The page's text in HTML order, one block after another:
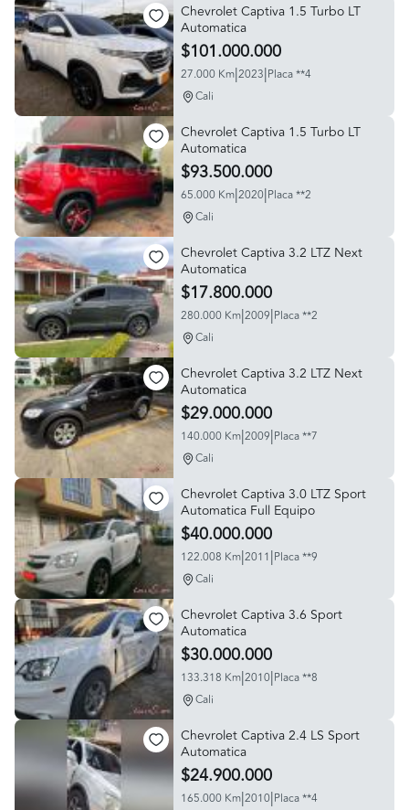
Chevrolet Captiva 1.5 Turbo LT
Automatica
$101.000.000
27.000 Km|2023|Placa **4
Cali
Chevrolet Captiva 1.5 Turbo LT
Automatica
$93.500.000
65.000 Km|2020|Placa **2
Cali
Chevrolet Captiva 3.2 LTZ Next
Automatica
$17.800.000
280.000 Km|2009|Placa **2
Cali
Chevrolet Captiva 3.2 LTZ Next
Automatica
$29.000.000
140.000 Km|2009|Placa **7
Cali
Chevrolet Captiva 3.0 LTZ Sport
Automatica Full Equipo
$40.000.000
122.008 Km|2011|Placa **9
Cali
Chevrolet Captiva 3.6 Sport
Automatica
$30.000.000
133.318 Km|2010|Placa **8
Cali
Chevrolet Captiva 2.4 LS Sport
Automatica
$24.900.000
165.000 Km|2010|Placa **4